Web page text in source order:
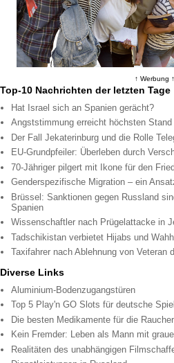
↑ Werbung ↑
Top-10 Nachrichten der letzten Tage
Hat Israel sich an Spanien gerächt?
Angststimmung erreicht höchsten
Der Fall Jekaterinburg und die Rolle
EU-Grundpfeiler: Überleben durch
70-Jähriger pilgert mit Ikone für den
Genderspezifische Migration – ein
Brüssel: Sanktionen gegen Russland
Spanien
Wissenschaftler nach Prügelattacke in
Tadschikistan verbietet Hijabs und
Taxifahrer nach Ablehnung von Veteran
Diverse Links
Aluminium-Bodenzugangstüren
Top 5 Play'n GO Slots für deutsche
Die besten Medikamente für die
Kein Fremder: Leben als Mann mit
Realitäten des unabhängigen